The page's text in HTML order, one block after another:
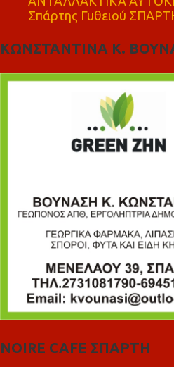
Σπάρτης Γυθειού
ΚΩΝΣΤΑΝΤΙΝΑ Κ.
NOIRE CAFE ΣΠΑΡΤΗ